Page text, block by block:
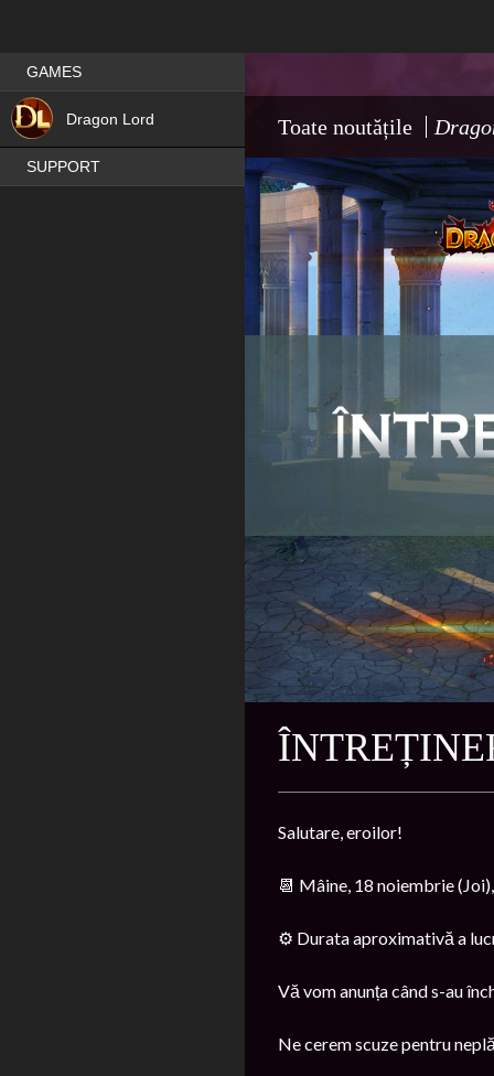
Toate noutățile
Salutare, eroilor!
📆 Mâine, 18 noiembrie
⚙️ Durata aproximativă a
Vă vom anunța când s-au
Ne cerem scuze pentru
Games place
GAMES
Dragon Lord
SUPPORT